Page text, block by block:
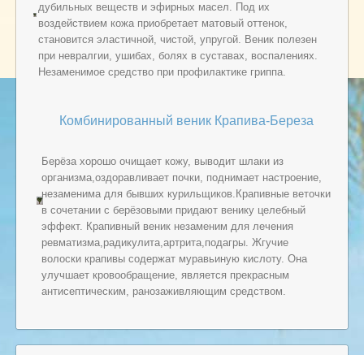
дубильных веществ и эфирных масел. Под их
воздействием кожа приобретает матовый оттенок,
становится эластичной, чистой, упругой. Веник полезен
при невралгии, ушибах, болях в суставах, воспалениях.
Незаменимое средство при профилактике гриппа.
Комбинированный веник Крапива-Береза
Берёза хорошо очищает кожу, выводит шлаки из
организма,оздоравливает почки, поднимает настроение,
незаменима для бывших курильщиков.Крапивные веточки
в сочетании с берёзовыми придают венику целебный
эффект. Крапивный веник незаменим для лечения
ревматизма,радикулита,артрита,подагры. Жгучие
волоски крапивы содержат муравьиную кислоту. Она
улучшает кровообращение, является прекрасным
антисептическим, ранозаживляющим средством.